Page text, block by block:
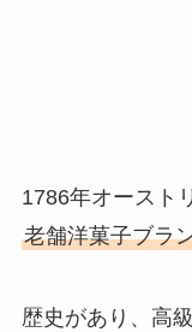
1786年オースト
老舗洋菓子ブラ
歴史があり、高